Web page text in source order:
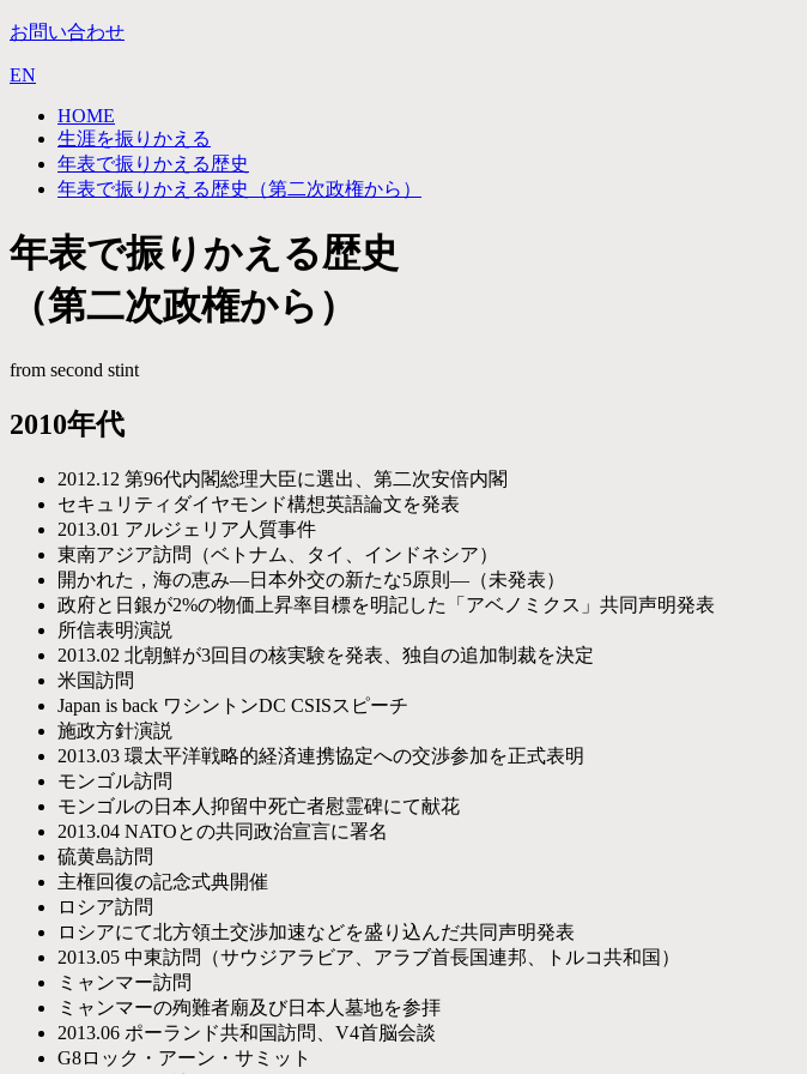
お問い合わせ
EN
HOME
生涯を振りかえる
年表で振りかえる歴史
年表で振りかえる歴史（第二次政権から）
年表で振りかえる歴史
（第二次政権から）
from second stint
2010年代
2012.12 第96代内閣総理大臣に選出、第二次安倍内閣
セキュリティダイヤモンド構想英語論文を発表
2013.01 アルジェリア人質事件
東南アジア訪問（ベトナム、タイ、インドネシア）
開かれた，海の恵み―日本外交の新たな5原則―（未発表）
政府と日銀が2%の物価上昇率目標を明記した「アベノミクス」共同声明発表
所信表明演説
2013.02 北朝鮮が3回目の核実験を発表、独自の追加制裁を決定
米国訪問
Japan is back ワシントンDC CSISスピーチ
施政方針演説
2013.03 環太平洋戦略的経済連携協定への交渉参加を正式表明
モンゴル訪問
モンゴルの日本人抑留中死亡者慰霊碑にて献花
2013.04 NATOとの共同政治宣言に署名
硫黄島訪問
主権回復の記念式典開催
ロシア訪問
ロシアにて北方領土交渉加速などを盛り込んだ共同声明発表
2013.05 中東訪問（サウジアラビア、アラブ首長国連邦、トルコ共和国）
ミャンマー訪問
ミャンマーの殉難者廟及び日本人墓地を参拝
2013.06 ポーランド共和国訪問、V4首脳会談
G8ロック・アーン・サミット